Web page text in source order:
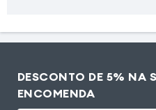
DESCONTO DE 5% NA
ENCOMENDA